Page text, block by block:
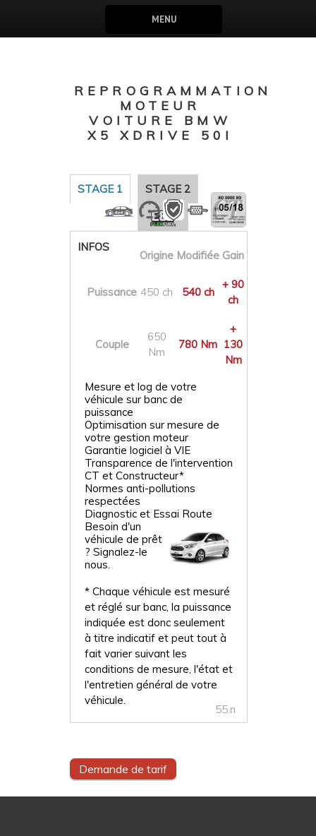
MENU
REPROGRAMMATION
MOTEUR
VOITURE BMW
X5 XDRIVE 50I
STAGE 1 STAGE 2
INFOS
Origine Modifiée Gain
Puissance 450 ch 540 ch
+ 90
ch
Couple
650
Nm
780 Nm
+
130
Nm
Mesure et log de votre
véhicule sur banc de
puissance
Optimisation sur mesure de
votre gestion moteur
Garantie logiciel à VIE
Transparence de l'intervention
CT et Constructeur*
Normes anti-pollutions
respectées
Diagnostic et Essai Route
Besoin d'un
véhicule de prêt
? Signalez-le
nous.
* Chaque véhicule est mesuré
et réglé sur banc, la puissance
indiquée est donc seulement
à titre indicatif et peut tout à
fait varier suivant les
conditions de mesure, l'état et
l'entretien général de votre
véhicule.
55.n
Demande de tarif